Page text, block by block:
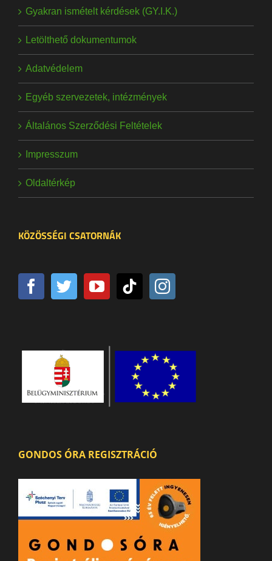
Gyakran ismételt kérdések (GY.I.K.)
Letölthető dokumentumok
Adatvédelem
Egyéb szervezetek, intézmények
Általános Szerződési Feltételek
Impresszum
Oldaltérkép
KÖZÖSSÉGI CSATORNÁK
GONDOS ÓRA REGISZTRÁCIÓ